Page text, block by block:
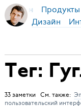
Бирман Продукты
Дизайн
Тег:
33 заметки См. также:
пользовательский